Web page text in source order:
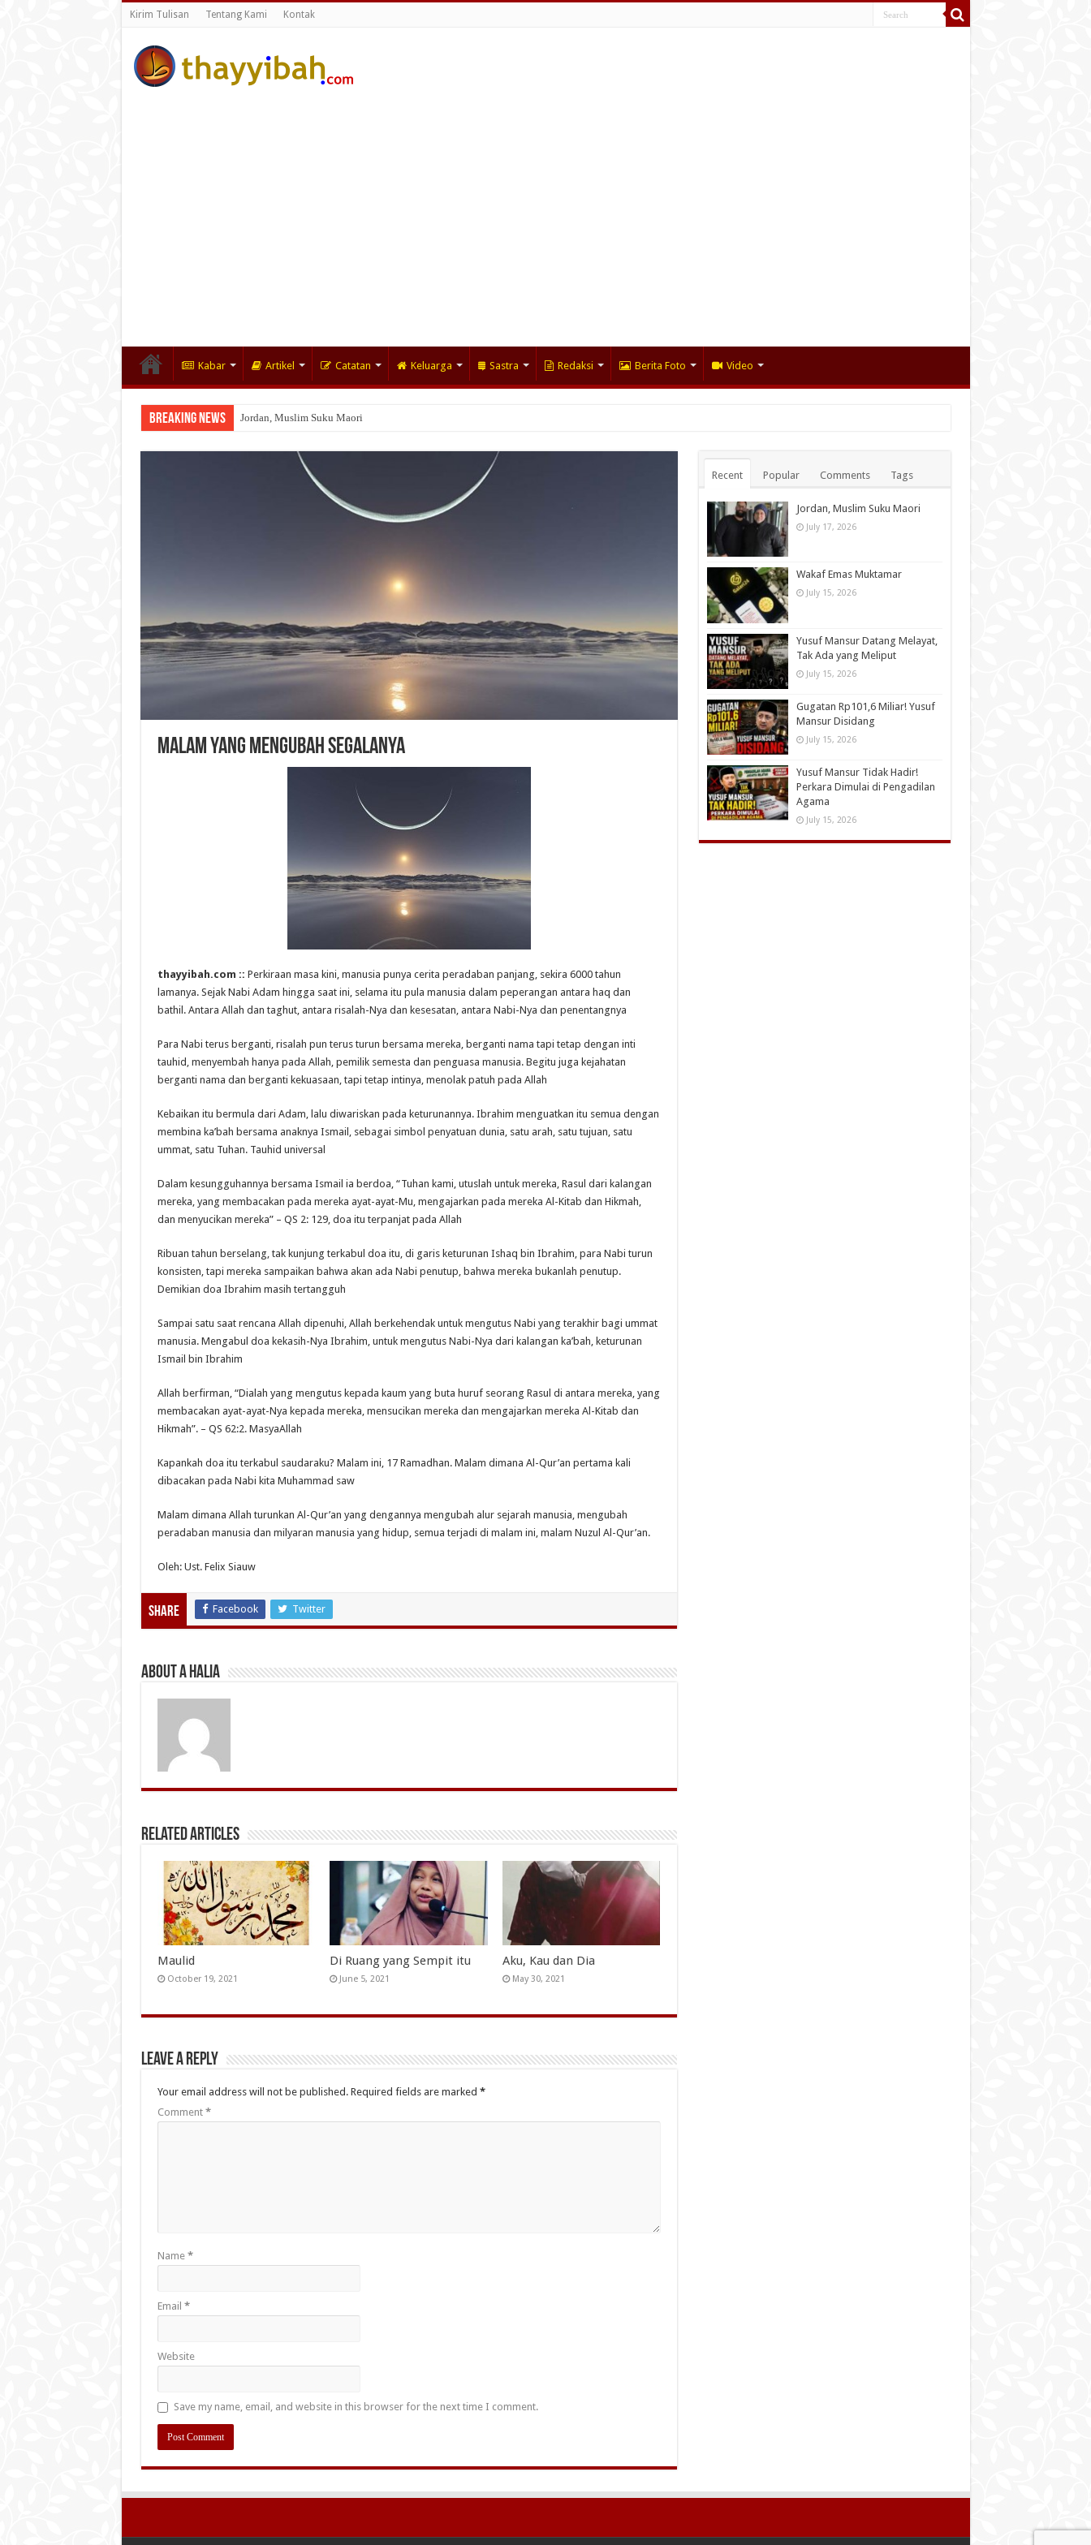
Kirim Tulisan Tentang Kami Kontak
Kabar Artikel Catatan Keluarga Sastra Redaksi Berita Foto Video
Breaking News Jordan, Muslim Suku Maori
Malam Yang Mengubah Segalanya
thayyibah.com :: Perkiraan masa kini, manusia punya cerita peradaban panjang, sekira 6000 tahun
lamanya. Sejak Nabi Adam hingga saat ini, selama itu pula manusia dalam peperangan antara haq dan
bathil. Antara Allah dan taghut, antara risalah-Nya dan kesesatan, antara Nabi-Nya dan penentangnya
Para Nabi terus berganti, risalah pun terus turun bersama mereka, berganti nama tapi tetap dengan inti
tauhid, menyembah hanya pada Allah, pemilik semesta dan penguasa manusia. Begitu juga kejahatan
berganti nama dan berganti kekuasaan, tapi tetap intinya, menolak patuh pada Allah
Kebaikan itu bermula dari Adam, lalu diwariskan pada keturunannya. Ibrahim menguatkan itu semua dengan
membina ka’bah bersama anaknya Ismail, sebagai simbol penyatuan dunia, satu arah, satu tujuan, satu
ummat, satu Tuhan. Tauhid universal
Dalam kesungguhannya bersama Ismail ia berdoa, “Tuhan kami, utuslah untuk mereka, Rasul dari kalangan
mereka, yang membacakan pada mereka ayat-ayat-Mu, mengajarkan pada mereka Al-Kitab dan Hikmah,
dan menyucikan mereka” – QS 2: 129, doa itu terpanjat pada Allah
Ribuan tahun berselang, tak kunjung terkabul doa itu, di garis keturunan Ishaq bin Ibrahim, para Nabi turun
konsisten, tapi mereka sampaikan bahwa akan ada Nabi penutup, bahwa mereka bukanlah penutup.
Demikian doa Ibrahim masih tertangguh
Sampai satu saat rencana Allah dipenuhi, Allah berkehendak untuk mengutus Nabi yang terakhir bagi ummat
manusia. Mengabul doa kekasih-Nya Ibrahim, untuk mengutus Nabi-Nya dari kalangan ka’bah, keturunan
Ismail bin Ibrahim
Allah berfirman, “Dialah yang mengutus kepada kaum yang buta huruf seorang Rasul di antara mereka, yang
membacakan ayat-ayat-Nya kepada mereka, mensucikan mereka dan mengajarkan mereka Al-Kitab dan
Hikmah”. – QS 62:2. MasyaAllah
Kapankah doa itu terkabul saudaraku? Malam ini, 17 Ramadhan. Malam dimana Al-Qur’an pertama kali
dibacakan pada Nabi kita Muhammad saw
Malam dimana Allah turunkan Al-Qur’an yang dengannya mengubah alur sejarah manusia, mengubah
peradaban manusia dan milyaran manusia yang hidup, semua terjadi di malam ini, malam Nuzul Al-Qur’an.
Oleh: Ust. Felix Siauw
Share Facebook Twitter
About A Halia
Related Articles
Maulid
October 19, 2021
Di Ruang yang Sempit itu
June 5, 2021
Aku, Kau dan Dia
May 30, 2021
Leave a Reply
Your email address will not be published. Required fields are marked *
Comment *
Name *
Email *
Website
Save my name, email, and website in this browser for the next time I comment.
Recent Popular Comments Tags
Jordan, Muslim Suku Maori
July 17, 2026
Wakaf Emas Muktamar
July 15, 2026
Yusuf Mansur Datang Melayat,
Tak Ada yang Meliput
July 15, 2026
Gugatan Rp101,6 Miliar! Yusuf
Mansur Disidang
July 15, 2026
Yusuf Mansur Tidak Hadir!
Perkara Dimulai di Pengadilan
Agama
July 15, 2026